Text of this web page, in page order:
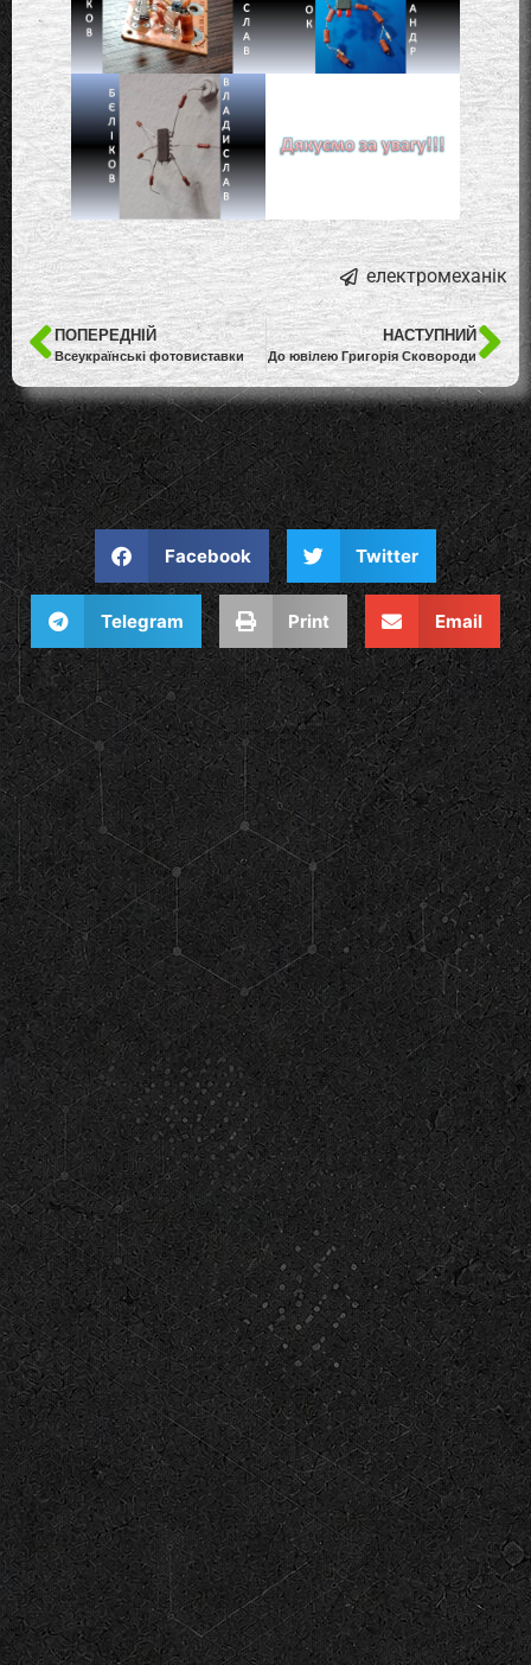
електромеханік
ПОПЕРЕДНІЙ
Всеукраїнські фотовиставки
НАСТУПНИЙ
До ювілею Григорія Сковороди
Facebook Twitter
Telegram Print Email